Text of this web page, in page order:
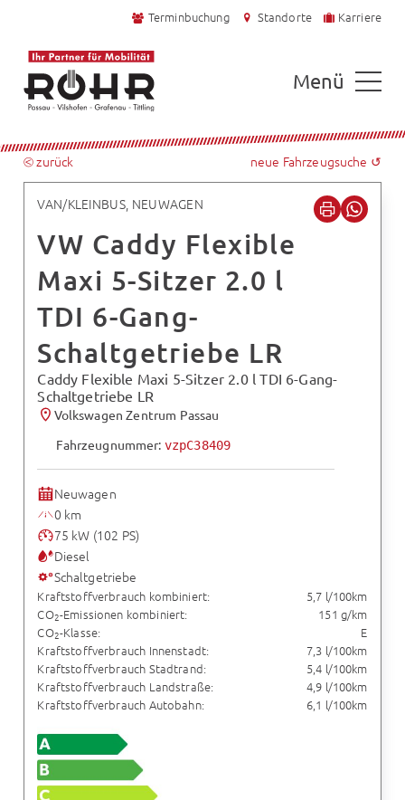
Terminbuchung Standorte Karriere
Menü
⧀ zurück neue Fahrzeugsuche ↺
VAN/KLEINBUS, NEUWAGEN
VW Caddy Flexible
Maxi 5-Sitzer 2.0 l
TDI 6-Gang-
Schaltgetriebe LR
Caddy Flexible Maxi 5-Sitzer 2.0 l TDI 6-Gang-
Schaltgetriebe LR
Volkswagen Zentrum Passau
Fahrzeugnummer: vzpC38409
Neuwagen
0 km
75 kW (102 PS)
Diesel
Schaltgetriebe
Kraftstoffverbrauch kombiniert:
5,7 l/100km
CO2-Emissionen kombiniert:
151 g/km
CO2-Klasse:
E
Kraftstoffverbrauch Innenstadt:
7,3 l/100km
Kraftstoffverbrauch Stadtrand:
5,4 l/100km
Kraftstoffverbrauch Landstraße:
4,9 l/100km
Kraftstoffverbrauch Autobahn:
6,1 l/100km